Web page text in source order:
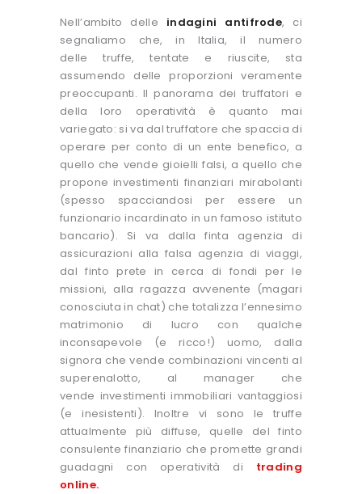
Nell’ambito delle indagini antifrode, ci
segnaliamo che, in Italia, il numero
delle truffe, tentate e riuscite, sta
assumendo delle proporzioni veramente
preoccupanti. Il panorama dei truffatori e
della loro operatività è quanto mai
variegato: si va dal truffatore che spaccia di
operare per conto di un ente benefico, a
quello che vende gioielli falsi, a quello che
propone investimenti finanziari mirabolanti
(spesso spacciandosi per essere un
funzionario incardinato in un famoso istituto
bancario). Si va dalla finta agenzia di
assicurazioni alla falsa agenzia di viaggi,
dal finto prete in cerca di fondi per le
missioni, alla ragazza avvenente (magari
conosciuta in chat) che totalizza l’ennesimo
matrimonio di lucro con qualche
inconsapevole (e ricco!) uomo, dalla
signora che vende combinazioni vincenti al
superenalotto, al manager che
vende investimenti immobiliari vantaggiosi
(e inesistenti). Inoltre vi sono le truffe
attualmente più diffuse, quelle del finto
consulente finanziario che promette grandi
guadagni con operatività di trading
online.